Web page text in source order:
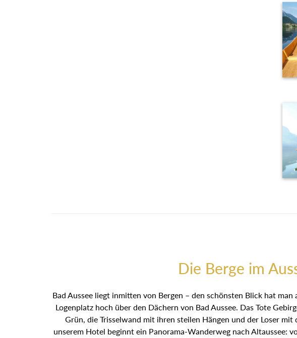
Die Berge im
Bad Aussee liegt inmitten von Bergen – den schönsten Blick hat
Logenplatz hoch über den Dächern von Bad Aussee. Das Tote
Grün, die Trisselwand mit ihren steilen Hängen und der Loser
unserem Hotel beginnt ein Panorama-Wanderweg nach Altaussee: